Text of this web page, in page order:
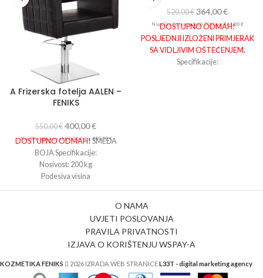
A Frizerska fotelja AALEN –
FENIKS
550,00€ 400,00€
Najniža cijena u zadnjih 30 dana: 400,00€
DOSTUPNO ODMAH!SMEĐA
BOJA Specifikacije:
Nosivost: 200 kg
Podesiva visina
Materijal postolja: Kromirano
Presvlaka: EKO koža
Dužina: 61 cm
Širina: 68 cm
520,00€ 364,00€
Najniža cijena u zadnjih 30 dana:364,00 €
DOSTUPNO ODMAH!
POSLJEDNJI IZLOŽENI PRIMJERAK
SA VIDLJIVIM OŠTEĆENJEM.
Specifikacije:
O NAMA
UVJETI POSLOVANJA
PRAVILA PRIVATNOSTI
IZJAVA O KORIŠTENJU WSPAY-A
KOZMETIKA FENIKS 2026 IZRADA WEB STRANICEL33T - digital marketing agency